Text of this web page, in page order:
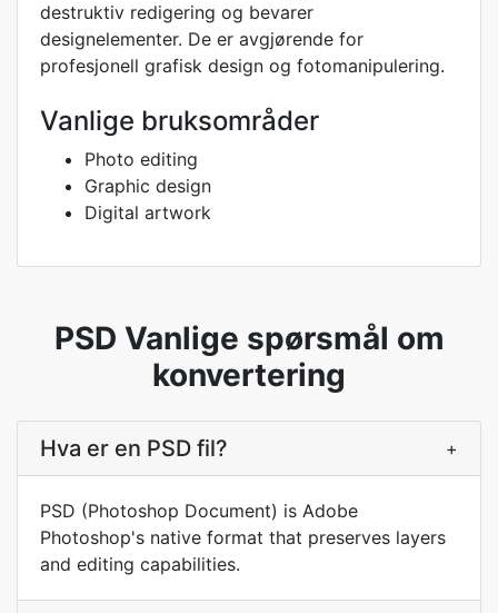
destruktiv redigering og bevarer
designelementer. De er avgjørende for
profesjonell grafisk design og fotomanipulering.
Vanlige bruksområder
Photo editing
Graphic design
Digital artwork
PSD Vanlige spørsmål om
konvertering
Hva er en PSD fil? +
PSD (Photoshop Document) is Adobe
Photoshop's native format that preserves layers
and editing capabilities.